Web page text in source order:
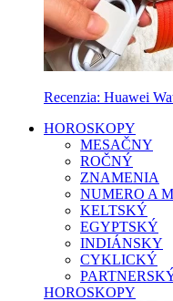
Recenzia: Huawei
HOROSKOPY
MESAČNY
ROČNÝ
ZNAMENIA
NUMERO A
KELTSKÝ
EGYPTSKÝ
INDIÁNSKY
CYKLICKÝ
HOROSKOPY